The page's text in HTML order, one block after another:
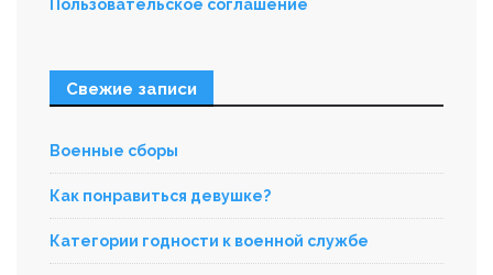
Пользовательское соглашение
Свежие записи
Военные сборы
Как понравиться девушке?
Категории годности к военной службе